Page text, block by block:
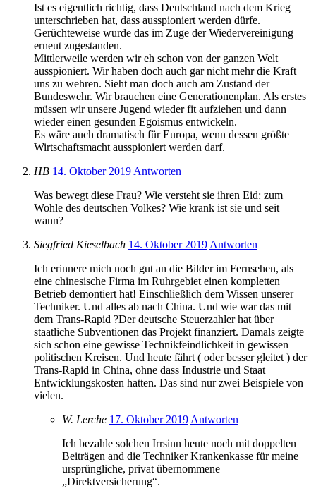
Ist es eigentlich richtig, dass Deutschland nach dem Krieg
unterschrieben hat, dass ausspioniert werden dürfe.
Gerüchteweise wurde das im Zuge der Wiedervereinigung
erneut zugestanden.
Mittlerweile werden wir eh schon von der ganzen Welt
ausspioniert. Wir haben doch auch gar nicht mehr die Kraft
uns zu wehren. Sieht man doch auch am Zustand der
Bundeswehr. Wir brauchen eine Generationenplan. Als erstes
müssen wir unsere Jugend wieder fit aufziehen und dann
wieder einen gesunden Egoismus entwickeln.
Es wäre auch dramatisch für Europa, wenn dessen größte
Wirtschaftsmacht ausspioniert werden darf.
HB 14. Oktober 2019 Antworten
Was bewegt diese Frau? Wie versteht sie ihren Eid: zum
Wohle des deutschen Volkes? Wie krank ist sie und seit
wann?
Siegfried Kieselbach 14. Oktober 2019 Antworten
Ich erinnere mich noch gut an die Bilder im Fernsehen, als
eine chinesische Firma im Ruhrgebiet einen kompletten
Betrieb demontiert hat! Einschließlich dem Wissen unserer
Techniker. Und alles ab nach China. Und wie war das mit
dem Trans-Rapid ?Der deutsche Steuerzahler hat über
staatliche Subventionen das Projekt finanziert. Damals zeigte
sich schon eine gewisse Technikfeindlichkeit in gewissen
politischen Kreisen. Und heute fährt ( oder besser gleitet ) der
Trans-Rapid in China, ohne dass Industrie und Staat
Entwicklungskosten hatten. Das sind nur zwei Beispiele von
vielen.
W. Lerche 17. Oktober 2019 Antworten
Ich bezahle solchen Irrsinn heute noch mit doppelten
Beiträgen and die Techniker Krankenkasse für meine
ursprüngliche, privat übernommene
„Direktversicherung“.